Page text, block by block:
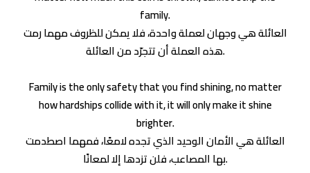
family.
العائلة هي وجهان لعملة واحدة، فلا يمكن للظروف مهما رمت
هذه العملة أن تتجرّد من العائلة.
Family is the only safety that you find shining, no matter
how hardships collide with it, it will only make it shine
brighter.
العائلة هي الأمان الوحيد الذي تجده لامعًا، فمهما اصطدمت
بها المصاعب، فلن تزدها إلا لمعانًا.